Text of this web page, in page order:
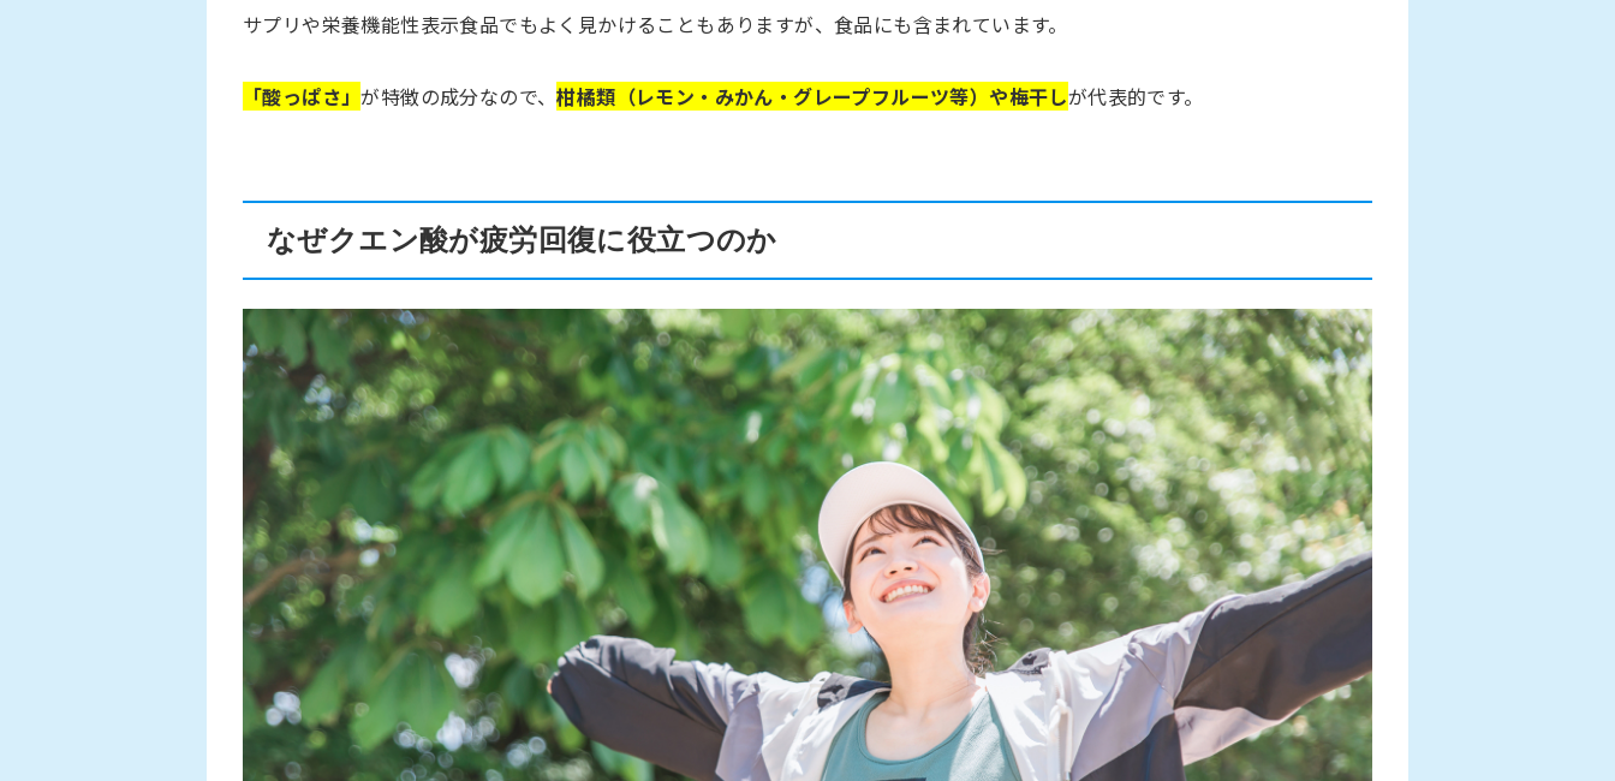
サプリや栄養機能性表示食品でもよく見かけることもありますが、食品にも含まれています。
「酸っぱさ」が特徴の成分なので、柑橘類（レモン・みかん・グレープフルーツ等）や梅干しが代表的です。
なぜクエン酸が疲労回復に役立つのか